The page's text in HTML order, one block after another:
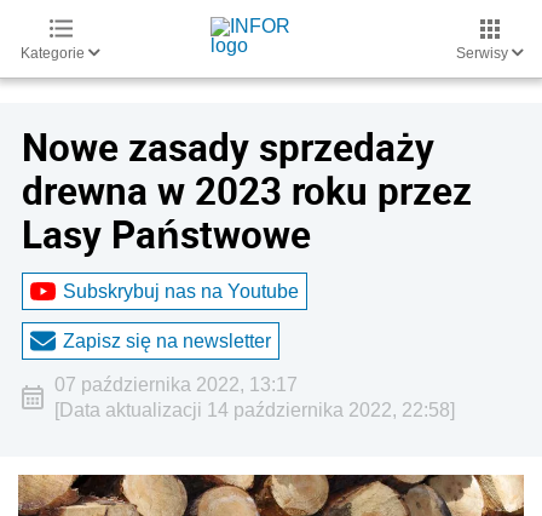
Kategorie Serwisy
Nowe zasady sprzedaży
drewna w 2023 roku przez
Lasy Państwowe
Subskrybuj nas na Youtube
Zapisz się na newsletter
07 października 2022, 13:17
[Data aktualizacji 14 października 2022, 22:58]